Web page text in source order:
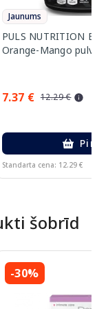
Jaunums
PULS NUTRITION
Orange-Mango
7.37 € 12.29 €
Standarta cena: 12.29 €
šobrīd
-30%